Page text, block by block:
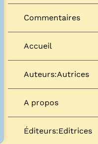
Commentaires
Accueil
Auteurs:Autrices
A propos
Éditeurs:Editrices